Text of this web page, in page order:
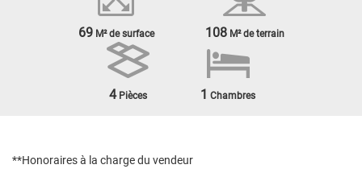
69M² de surface 108M² de terrain
4Pièces 1 Chambres
**Honoraires à la charge du vendeur